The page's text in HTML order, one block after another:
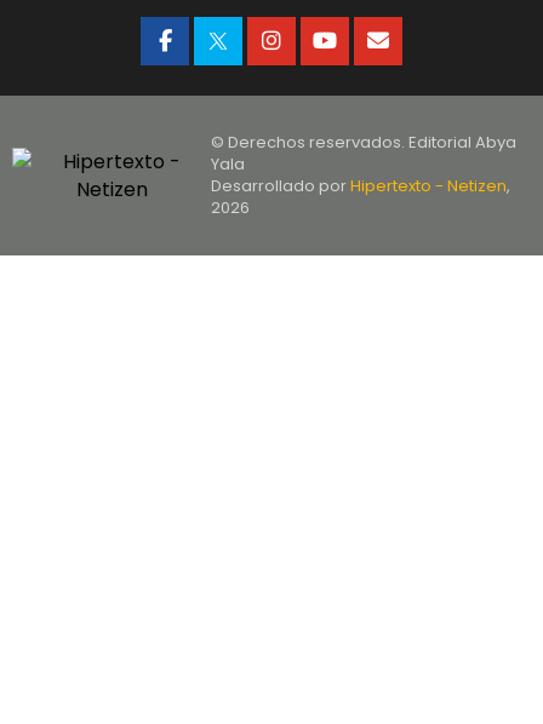
© Derechos reservados. Editorial Abya
Yala
Desarrollado porHipertexto - Netizen,
2026